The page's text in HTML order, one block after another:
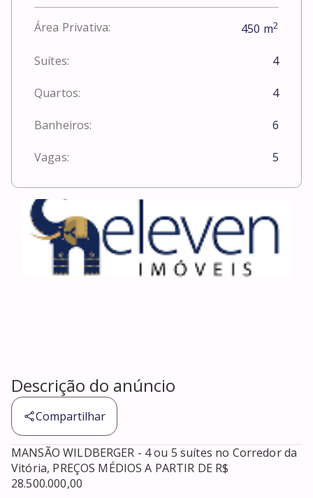
Área Privativa: 450 m2
Suítes: 4
Quartos: 4
Banheiros: 6
Vagas: 5
Descrição do anúncio
Compartilhar
MANSÃO WILDBERGER - 4 ou 5 suítes no Corredor da
Vitória, PREÇOS MÉDIOS A PARTIR DE R$
28.500.000,00